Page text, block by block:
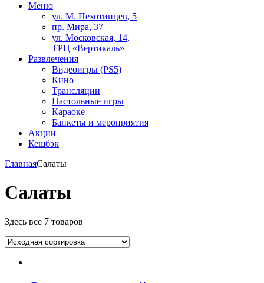
Меню
ул. М. Пехотинцев, 5
пр. Мира, 37
ул. Московская, 14,
ТРЦ «Вертикаль»
Развлечения
Видеоигры (PS5)
Кино
Трансляции
Настольные игры
Караоке
Банкеты и мероприятия
Акции
Кешбэк
ГлавнаяСалаты
Салаты
Здесь все 7 товаров